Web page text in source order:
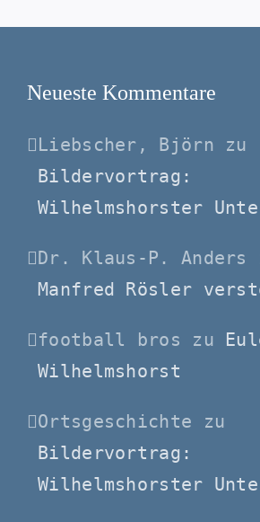
Neueste Kommentare
Liebscher, Björn zu
Bildervortrag:
Wilhelmshorster
Dr. Klaus-P. Anders
Manfred Rösler
football bros zu
Wilhelmshorst
Ortsgeschichte zu
Bildervortrag:
Wilhelmshorster